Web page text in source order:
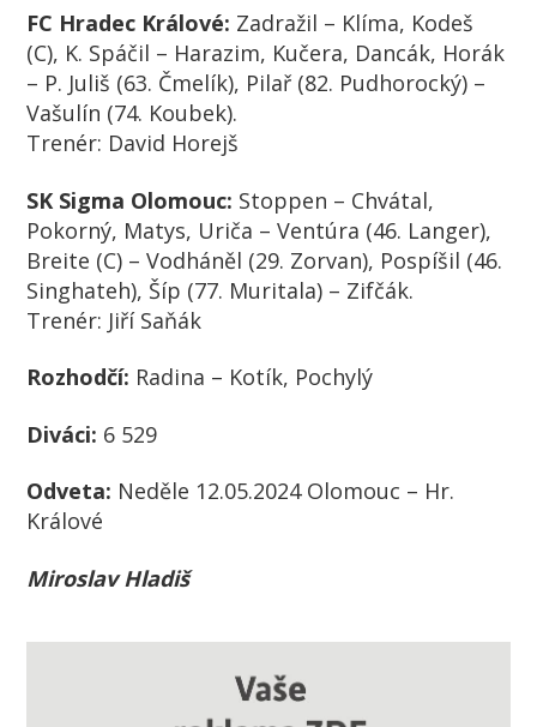
FC Hradec Králové: Zadražil – Klíma, Kodeš
(C), K. Spáčil – Harazim, Kučera, Dancák, Horák
– P. Juliš (63. Čmelík), Pilař (82. Pudhorocký) –
Vašulín (74. Koubek).
Trenér: David Horejš
SK Sigma Olomouc: Stoppen – Chvátal,
Pokorný, Matys, Uriča – Ventúra (46. Langer),
Breite (C) – Vodháněl (29. Zorvan), Pospíšil (46.
Singhateh), Šíp (77. Muritala) – Zifčák.
Trenér: Jiří Saňák
Rozhodčí: Radina – Kotík, Pochylý
Diváci: 6 529
Odveta: Neděle 12.05.2024 Olomouc – Hr.
Králové
Miroslav Hladiš